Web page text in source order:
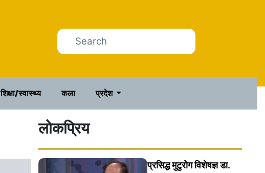
शिक्षा/स्वास्थ्य कला प्रदेश
लोकप्रिय
प्रसिद्ध मुटुरोग विशेषज्ञ डा.